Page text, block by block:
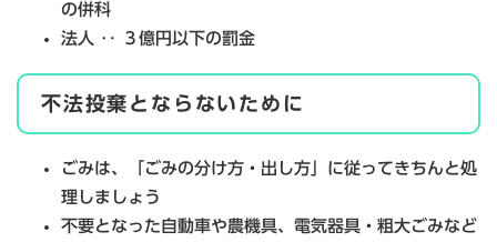
の併科
法人 ‥ ３億円以下の罰金
不法投棄とならないために
ごみは、「ごみの分け方・出し方」に従ってきちんと処
理しましょう
不要となった自動車や農機具、電気器具・粗大ごみなど